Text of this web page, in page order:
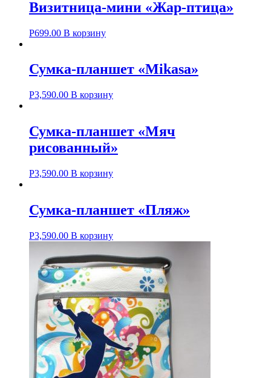
Визитница-мини «Жар-птица»
Р699.00 В корзину
Сумка-планшет «Mikasa»
Р3,590.00 В корзину
Сумка-планшет «Мяч
рисованный»
Р3,590.00 В корзину
Сумка-планшет «Пляж»
Р3,590.00 В корзину